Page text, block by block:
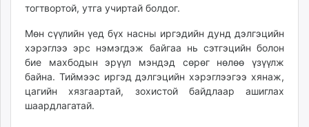
тогтвортой, утга учиртай болдог.
Мөн сүүлийн үед бүх насны иргэдийн дунд дэлгэцийн
хэрэглээ эрс нэмэгдэж байгаа нь сэтгэцийн болон
бие махбодын эрүүл мэндэд сөрөг нөлөө үзүүлж
байна. Тиймээс иргэд дэлгэцийн хэрэглээгээ хянаж,
цагийн хязгаартай, зохистой байдлаар ашиглах
шаардлагатай.